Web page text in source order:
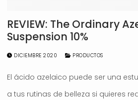
REVIEW: The Ordinary
Suspension 10%
DICIEMBRE 2020 PRODUCTOS
El ácido azelaico puede ser una
a tus rutinas de belleza si quieres